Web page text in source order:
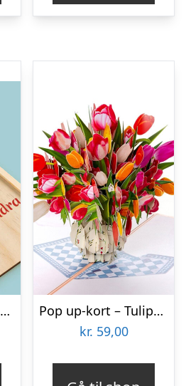
Personligt penalhus med foto & tekst
Pop up-kort – Tulipanbuket
kr. 59,00